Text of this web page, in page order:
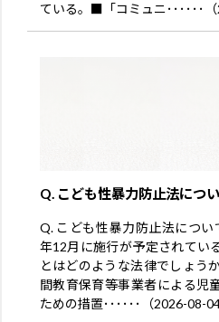
ている。■「コミュニ･･････（
Q. こども性暴力防止法につ
Q. こども性暴力防止法につ
年12月に施行が予定されてい
とはどのような法律でしょう
間教育保育等事業者による児
ための措置･･････（2026-08-04